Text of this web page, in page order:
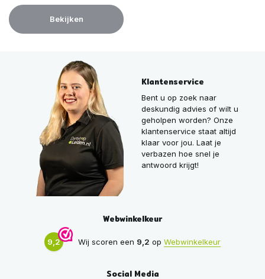
Bekijken
Klantenservice
Bent u op zoek naar
deskundig advies of wilt u
geholpen worden? Onze
klantenservice staat altijd
klaar voor jou. Laat je
verbazen hoe snel je
antwoord krijgt!
Webwinkelkeur
9,2 Wij scoren een 9,2 op Webwinkelkeur
Social Media